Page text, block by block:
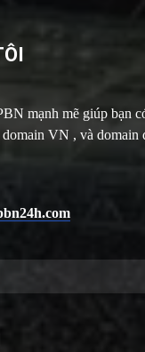
mạnh mẽ giúp bạn
VN , và domain